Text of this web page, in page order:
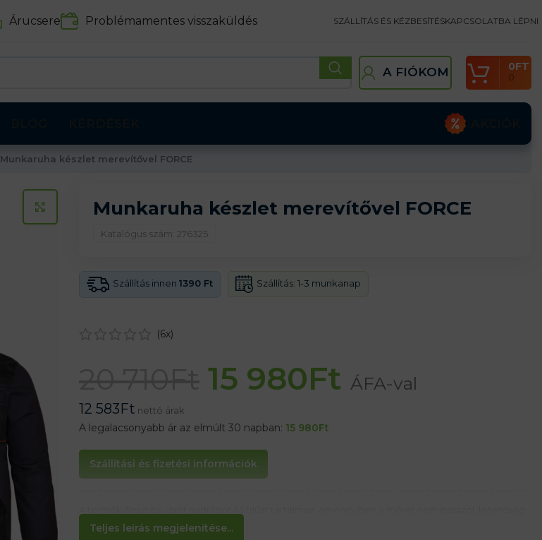
Árucsere Problémamentes visszaküldés SZÁLLÍTÁS ÉS KÉZBESÍTÉSKAPCSOLATBA LÉPNI
A FIÓKOM 0
0FT
Munkaruha készlet merevítővel FORCE
KATTINTS A KINAGYÍTÁSHOZ
Munkaruha készlet merevítővel FORCE
Katalógus szám: 276325
Szállítás innen 1390 Ft Szállítás: 1-3 munkanap
(6x)
15 980Ft ÁFA-val
12 583Ft nettó árak
A legalacsonyabb ár az elmúlt 30 napban: 15 980Ft
Szállítási és fizetési információk
Teljes leírás megjelenítése...
van külön cserélni másik méretre.